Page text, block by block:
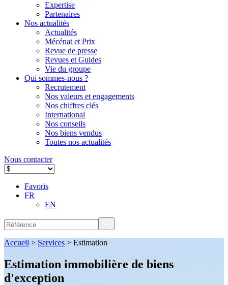
Expertise
Partenaires
Nos actualités
Actualités
Mécénat et Prix
Revue de presse
Revues et Guides
Vie du groupe
Qui sommes-nous ?
Recrutement
Nos valeurs et engagements
Nos chiffres clés
International
Nos conseils
Nos biens vendus
Toutes nos actualités
Nous contacter
Favoris
FR
EN
Accueil > Services > Estimation
Estimation immobilière de biens
d'exception